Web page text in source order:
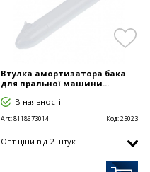
Втулка амортизатора бака
для пральної машини...
В наявності
Art:8118673014 Код:25023
Опт цiни від 2 штук